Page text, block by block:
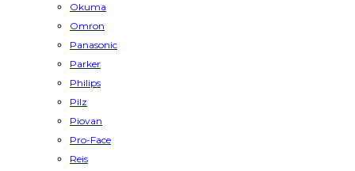
Okuma
Omron
Panasonic
Parker
Philips
Pilz
Piovan
Pro-Face
Reis